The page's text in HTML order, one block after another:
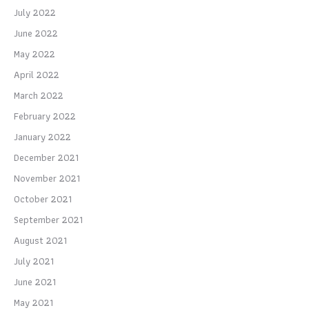
July 2022
June 2022
May 2022
April 2022
March 2022
February 2022
January 2022
December 2021
November 2021
October 2021
September 2021
August 2021
July 2021
June 2021
May 2021